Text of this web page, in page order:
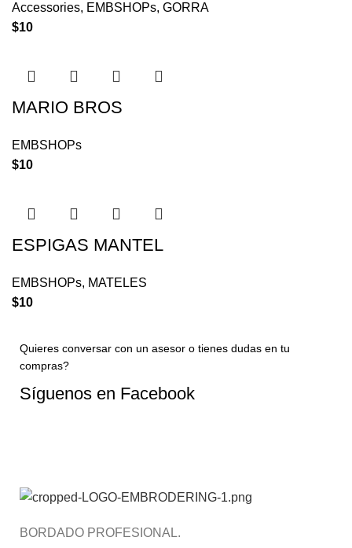
Accessories, EMBSHOPs, GORRA
$10
MARIO BROS
EMBSHOPs
$10
ESPIGAS MANTEL
EMBSHOPs, MATELES
$10
Quieres conversar con un asesor o tienes dudas en tu
compras?
Síguenos en Facebook
BORDADO PROFESIONAL.